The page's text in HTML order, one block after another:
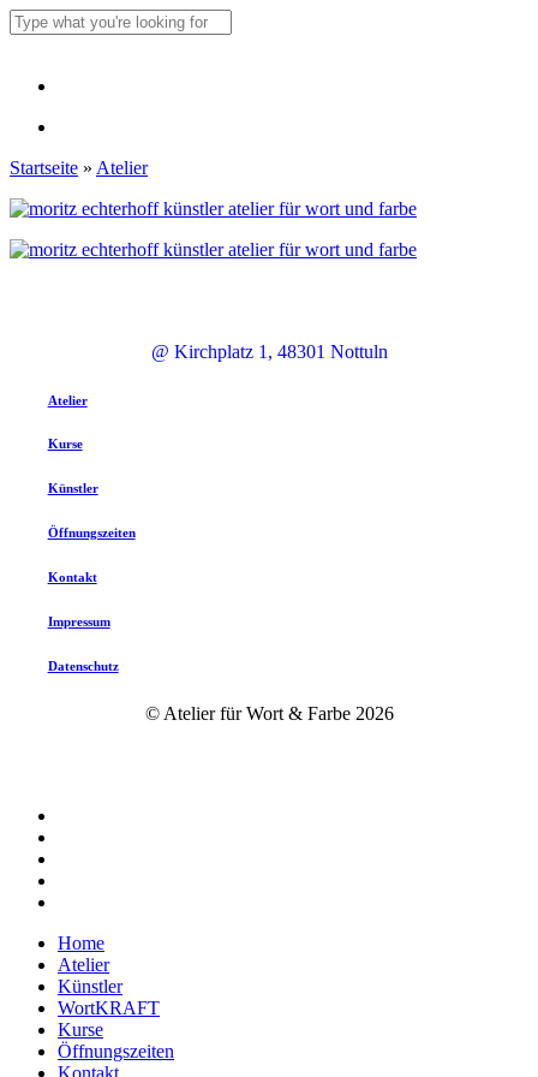
Skip
to
content
Menu
Startseite » Atelier
@ Kirchplatz 1, 48301 Nottuln
Atelier
Kurse
Künstler
Öffnungszeiten
Kontakt
Impressum
Datenschutz
© Atelier für Wort & Farbe 2026
Close
Menu
Home
Atelier
Künstler
WortKRAFT
Kurse
Öffnungszeiten
Kontakt